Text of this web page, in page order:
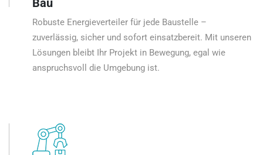
Bau
Robuste Energieverteiler für jede Baustelle –
zuverlässig, sicher und sofort einsatzbereit. Mit unseren
Lösungen bleibt Ihr Projekt in Bewegung, egal wie
anspruchsvoll die Umgebung ist.